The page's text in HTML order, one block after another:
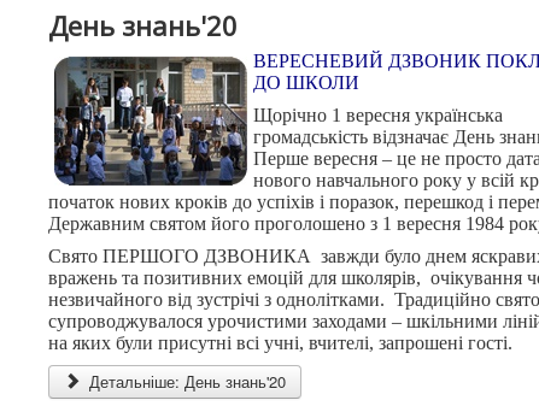
День знань'20
ВЕРЕСНЕВИЙ ДЗВОНИК
ДО ШКОЛИ
Щорічно 1 вересня українська
громадськість відзначає День
Перше вересня – це не просто дата
нового навчального року у всій
початок нових кроків до успіхів і поразок, перешкод і
Державним святом його проголошено з 1 вересня 1984
Свято ПЕРШОГО ДЗВОНИКА завжди було днем
вражень та позитивних емоцій для школярів, очікування
незвичайного від зустрічі з однолітками. Традиційно свято
супроводжувалося урочистими заходами – шкільними
на яких були присутні всі учні, вчителі, запрошені гості.
Детальніше: День знань'20